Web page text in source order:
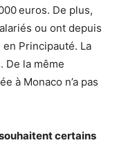
euros. De plus,
ou ont depuis
Principauté. La
De la même
à Monaco n’a pas
certains